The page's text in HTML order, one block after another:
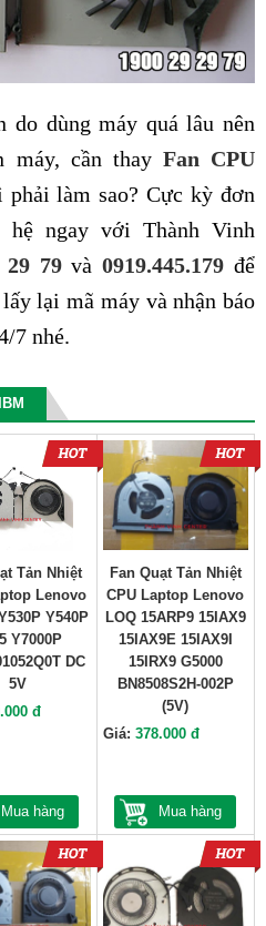
do dùng máy quá lâu nên
máy, cần thay Fan CPU
làm sao? Cực kỳ đơn
ngay với Thành Vinh
29 79và0919.445.179 để
lại mã máy và nhận báo
7 nhé.
Tản Nhiệt
Lenovo
Y540P
Y7000P
DC
5V
đ
Mua hàng
Fan Quạt Tản Nhiệt
CPU Laptop Lenovo
LOQ 15ARP9 15IAX9
15IAX9E 15IAX9I
15IRX9 G5000
BN8508S2H-002P
(5V)
Giá: 378.000 đ
Mua hàng